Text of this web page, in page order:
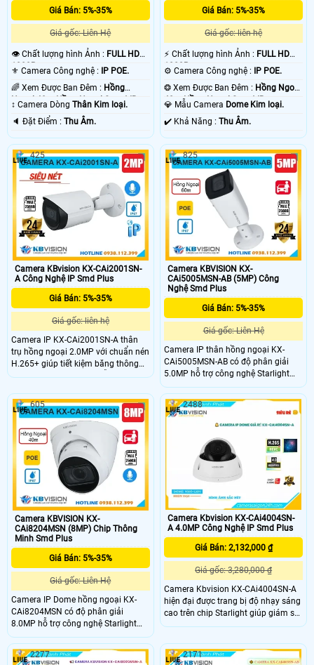
Giá Bán: 5%-35%
Giá gốc: Liên Hệ
👁 Chất lượng hình Ảnh : FULL HD
1080P .
⚜️ Camera Công nghệ :
IP POE.
🌈 Xem Được Ban Đêm : Hồng
Ngoại 40m Hồng Ngoại Smart IR.
↕️ Camera Dòng Thân Kim loại.
️🔈 Đặt Điểm : Thu Âm.
Giá Bán: 5%-35%
Giá gốc: liên hệ
️⚡ Chất lượng hình Ảnh : FULL HD
1080P .
⚙ Camera Công nghệ :
IP POE.
❂ Xem Được Ban Đêm : Hồng Ngoại
40m Hồng Ngoại Smart IR.
💎 Mẫu Camera Dome Kim loại.
️✔️ Khả Năng :Thu Âm.
Camera KBvision KX-CAi2001SN-
A Công Nghệ IP Smd Plus
Giá Bán: 5%-35%
Giá gốc: liên hệ
Camera IP KX-CAi2001SN-A thân
trụ hồng ngoại 2.0MP với chuẩn nén
H.265+ giúp tiết kiệm băng thông
và dung lượng lưu trữ. Hỗ trợ phát
xe, tầm xa hồng ngoại 30m đảm
bảo quan sát rõ nét cả ngày lẫn
đêm. Camera còn có khe cắm thẻ
nhớ 256GB lưu trữ dữ liệu, tích hợp
mic ghi âm và thiết kế kim loại chắc
chắn đạt chuẩn IP67 phù hợp cho
môi trường ngoài trời.
425
Camera KBVISION KX-
CAi5005MSN-AB (5MP) Công
Nghệ Smd Plus
Giá Bán: 5%-35%
Giá gốc: Liên Hệ
Camera IP thân hồng ngoại KX-
CAi5005MSN-AB có độ phân giải
5.0MP hỗ trợ công nghệ Starlight
cho hình ảnh sắc nét trong điều kiện
ánh sáng yếu. Với chuẩn nén
H.265+ chống ngược sáng WDR
120dB và tầm xa hồng ngoại 60m
lẫn đêm. Còn tích hợp AI phân biệt
người và xe, hỗ trợ thẻ nhớ 256GB,
PoE và đạt chuẩn chống bụi nước
IP67, phù hợp lắp đặt ngoài trời.
825
Camera KBVISION KX-
CAi8204MSN (8MP) Chip Thông
Minh Smd Plus
Giá Bán: 5%-35%
Giá gốc: Liên Hệ
Camera IP Dome hồng ngoại KX-
CAi8204MSN có độ phân giải
8.0MP hỗ trợ công nghệ Starlight
cho hình ảnh sắc nét ngay cả trong
điều kiện ánh sáng yếu. Với chuẩn
nén H.265+ chống ngược sáng WDR
605
Camera Kbvision KX-CAi4004SN-
A 4.0MP Công Nghệ IP Smd Plus
Giá Bán: 2,132,000 ₫
Giá gốc: 3,280,000 ₫
Camera Kbvision KX-CAi4004SN-A
hiện đại được trang bị độ nhạy sáng
cao trên chip Starlight giúp giám sát
tốt hơn trong điều kiện thiếu sáng
khả năng lưu trữ dữ liệu thông qua
khe thẻ nhớ chống ngược sáng,
2488
2277 2171